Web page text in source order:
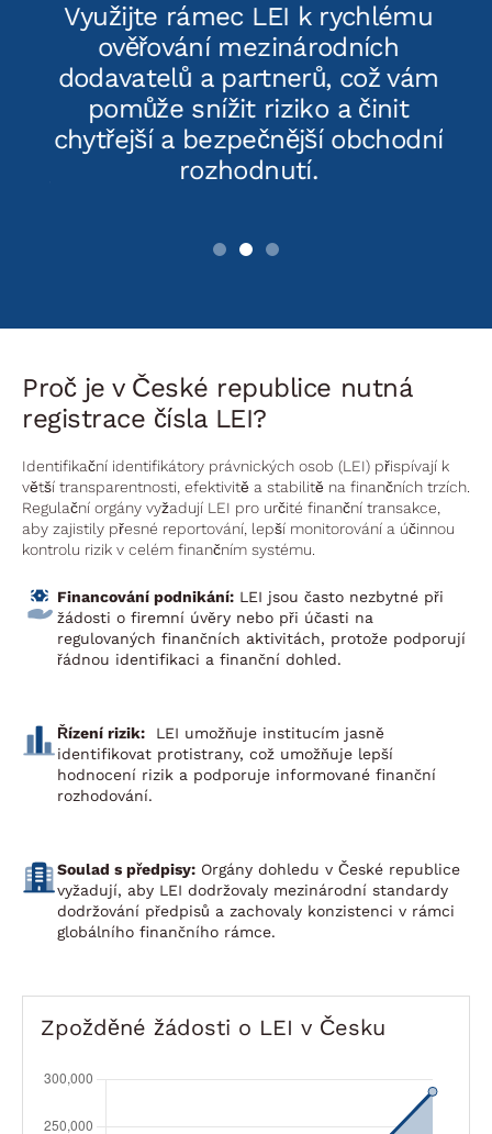
Využijte rámec LEI k rychlému
ověřování mezinárodních
dodavatelů a partnerů, což vám
pomůže snížit riziko a činit
chytřejší a bezpečnější obchodní
rozhodnutí.
Proč je v České republice nutná
registrace čísla LEI?
Identifikační identifikátory právnických osob (LEI) přispívají k
větší transparentnosti, efektivitě a stabilitě na finančních trzích.
Regulační orgány vyžadují LEI pro určité finanční transakce,
aby zajistily přesné reportování, lepší monitorování a účinnou
kontrolu rizik v celém finančním systému.
Financování podnikání: LEI jsou často nezbytné při
žádosti o firemní úvěry nebo při účasti na
regulovaných finančních aktivitách, protože podporují
řádnou identifikaci a finanční dohled.
Řízení rizik: LEI umožňuje institucím jasně
identifikovat protistrany, což umožňuje lepší
hodnocení rizik a podporuje informované finanční
rozhodování.
Soulad s předpisy: Orgány dohledu v České republice
vyžadují, aby LEI dodržovaly mezinárodní standardy
dodržování předpisů a zachovaly konzistenci v rámci
globálního finančního rámce.
Zpožděné žádosti o LEI v Česku